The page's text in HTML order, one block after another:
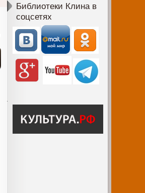
Библиотеки Клина в
соцсетях